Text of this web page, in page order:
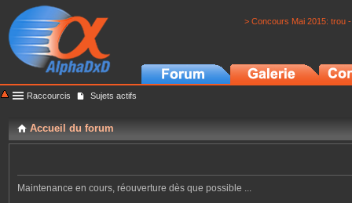
> Concours Mai 2015: trou
Raccourcis Sujets actifs
Accueil du forum
Maintenance en cours, réouverture dès que possible ...